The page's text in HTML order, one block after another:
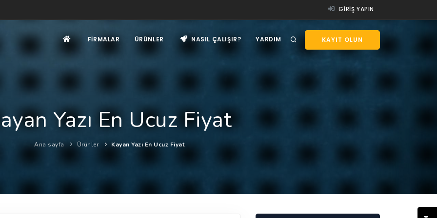
GIRIŞ YAPIN
KAYIT OLUN
FIRMALAR ÜRÜNLER NASIL ÇALIŞIR? YARDIM
Yazı En Ucuz Fiyat
Ana sayfa Ürünler Kayan Yazı En Ucuz Fiyat